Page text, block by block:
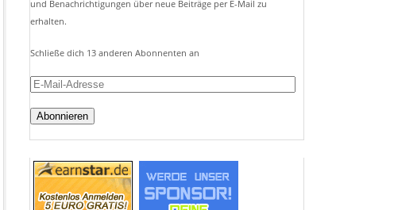
und Benachrichtigungen über neue Beiträge per E-Mail zu
erhalten.
Schließe dich 13 anderen Abonnenten an
E-
Adresse